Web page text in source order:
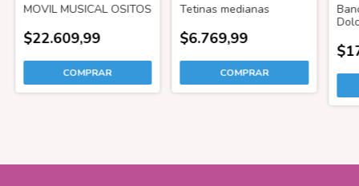
MOVIL MUSICAL OSITOS
$22.609,99
Tetinas medianas
$6.769,99